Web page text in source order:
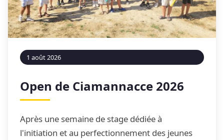
1 août 2026
Open de Ciamannacce 2026
Après une semaine de stage dédiée à
l'initiation et au perfectionnement des jeunes